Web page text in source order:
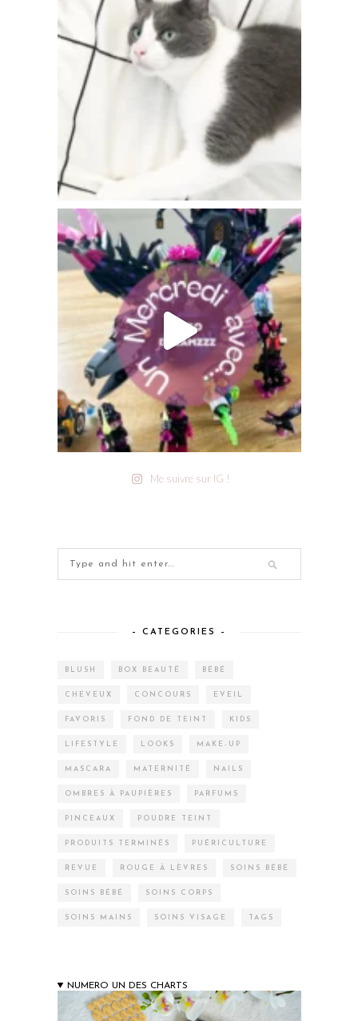
Me suivre sur IG !
– CATEGORIES –
BLUSH BOX BEAUTÉ BÉBÉ
CHEVEUX CONCOURS EVEIL
FAVORIS FOND DE TEINT KIDS
LIFESTYLE LOOKS MAKE-UP
MASCARA MATERNITÉ NAILS
OMBRES À PAUPIÈRES PARFUMS
PINCEAUX POUDRE TEINT
PRODUITS TERMINÉS PUÉRICULTURE
REVUE ROUGE À LÈVRES SOINS BÉBÉ
SOINS BÉBÉ SOINS CORPS
SOINS MAINS SOINS VISAGE TAGS
NUMERO UN DES CHARTS